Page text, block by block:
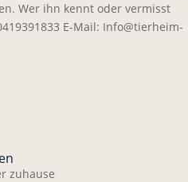
Wer ihn kennt oder vermisst
E-Mail: Info@tierheim-
zuhause